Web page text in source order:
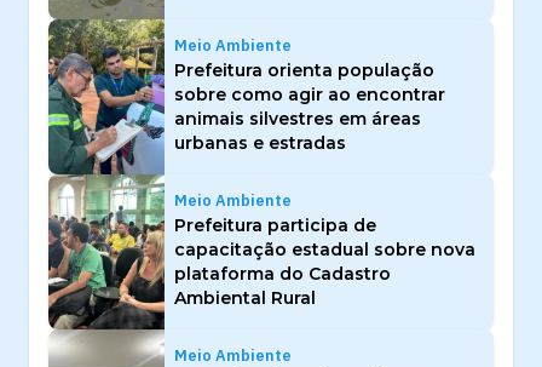
Meio Ambiente
Prefeitura orienta população
sobre como agir ao encontrar
animais silvestres em áreas
urbanas e estradas
Meio Ambiente
Prefeitura participa de
capacitação estadual sobre nova
plataforma do Cadastro
Ambiental Rural
Meio Ambiente